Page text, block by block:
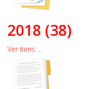
2018 (38)
Ver itens ...